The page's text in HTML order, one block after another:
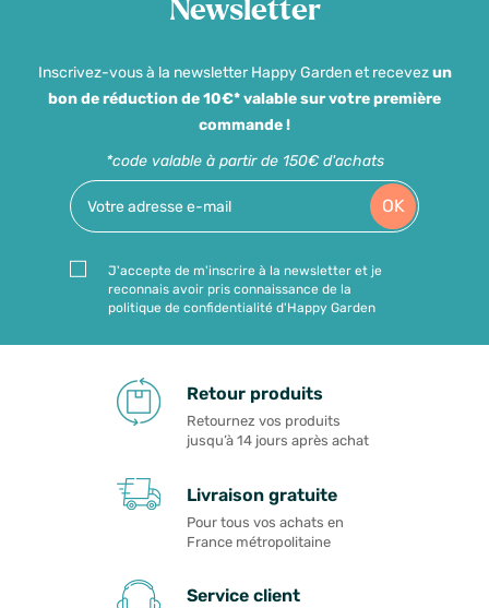
Newsletter
Inscrivez-vous à la newsletter Happy Garden et recevezun
bon de réduction de 10€* valable sur votre première
commande !
*code valable à partir de 150€ d'achats
OK
J'accepte de m'inscrire à la newsletter et je
reconnais avoir pris connaissance de la
politique de confidentialité d'Happy Garden
Retour produits
Retournez vos produits
jusqu’à 14 jours après achat
Livraison gratuite
Pour tous vos achats en
France métropolitaine
Service client